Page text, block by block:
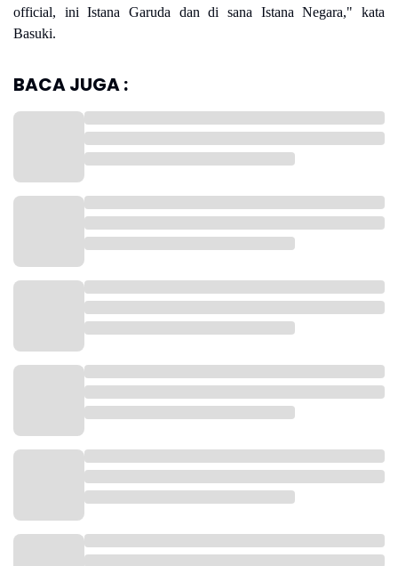
official, ini Istana Garuda dan di sana Istana Negara," kata
Basuki.
BACA JUGA :